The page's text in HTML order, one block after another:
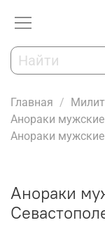
Главная
Анораки
Анораки
Анораки